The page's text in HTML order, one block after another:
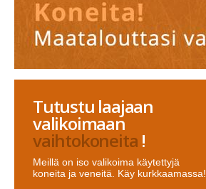
Tutustu laajaan
valikoimaan
vaihtokoneita !
Meillä on iso valikoima käytettyjä
koneita ja veneitä. Käy kurkkaamassa!